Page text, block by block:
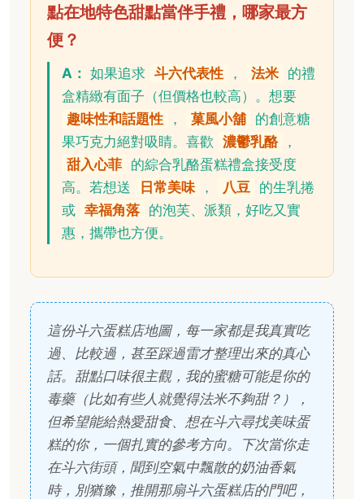
點在地特色甜點當伴手禮，哪家最方
便？
A： 如果追求 斗六代表性 ， 法米 的禮
盒精緻有面子（但價格也較高）。想要
趣味性和話題性
， 菓風小舖 的創意糖
果巧克力絕對吸睛。喜歡 濃鬱乳酪
，
甜入心菲 的綜合乳酪蛋糕禮盒接受度
高。若想送
日常美味 ， 八豆 的生乳捲
或 幸福角落 的泡芙、派類，好吃又實
惠，攜帶也方便。
這份斗六蛋糕店地圖，每一家都是我真實吃
過、比較過，甚至踩過雷才整理出來的真心
話。甜點口味很主觀，我的蜜糖可能是你的
毒藥（比如有些人就覺得法米不夠甜？），
但希望能給熱愛甜食、想在斗六尋找美味蛋
糕的你，一個扎實的參考方向。下次當你走
在斗六街頭，聞到空氣中飄散的奶油香氣
時，別猶豫，推開那扇斗六蛋糕店的門吧，